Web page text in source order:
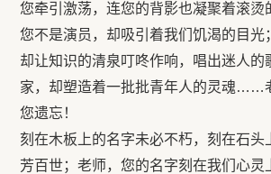
您牵引激荡，连您的背影也凝聚着滚
您不是演员，却吸引着我们饥渴的目光
却让知识的清泉叮咚作响，唱出迷人的
家，却塑造着一批批青年人的灵魂……
您遗忘！
刻在木板上的名字未必不朽，刻在石头
芳百世；老师，您的名字刻在我们心灵